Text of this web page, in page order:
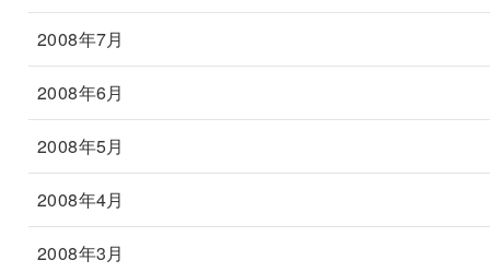
2008年7月
2008年6月
2008年5月
2008年4月
2008年3月